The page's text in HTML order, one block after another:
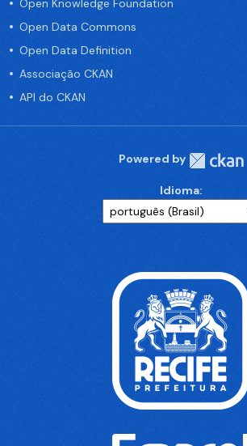
Open Knowledge Foundation
Open Data Commons
Open Data Definition
Associação CKAN
API do CKAN
Powered by
Idioma